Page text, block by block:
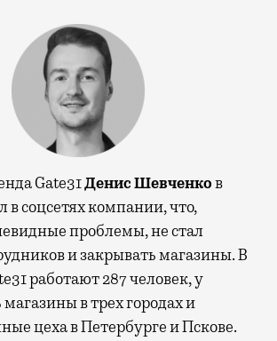
Gate31Денис Шевченков
в соцсетях компании, что,
проблемы, не стал
и закрывать магазины. В
работают 287 человек, у
в трех городах и
цеха в Петербурге и Пскове.